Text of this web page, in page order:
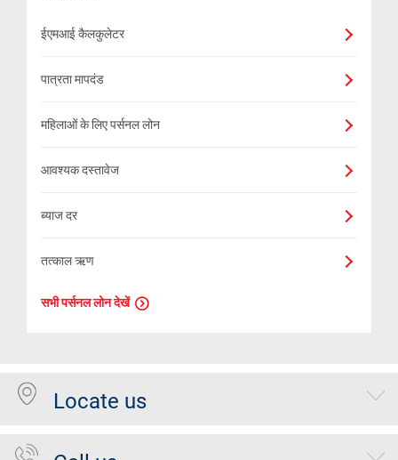
ईएमआई कैलकुलेटर
पात्रता मापदंड
महिलाओं के लिए पर्सनल लोन
आवश्यक दस्तावेज
ब्याज दर
तत्काल ऋण
सभी पर्सनल लोन देखें
Locate us